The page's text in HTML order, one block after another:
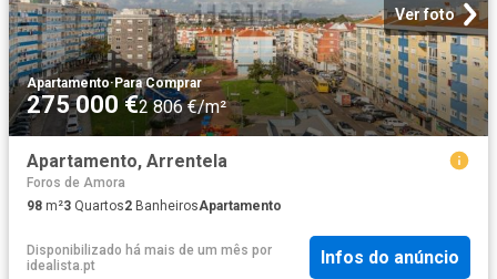
Ver foto
Apartamento·Para Comprar
275 000 €2 806 €/m²
Apartamento, Arrentela
Foros de Amora
98 m²3 Quartos2 BanheirosApartamento
Disponibilizado há mais de um mês por
idealista.pt
Infos do anúncio